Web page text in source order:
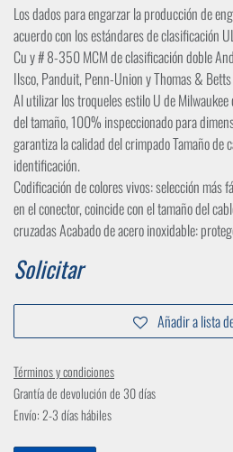
Los dados para engarzar la producción de
acuerdo con los estándares de clasificación
Cu y # 8-350 MCM de clasificación doble
Ilsco, Panduit, Penn-Union y Thomas &
Al utilizar los troqueles estilo U de
del tamaño, 100% inspeccionado para
garantiza la calidad del crimpado Tamaño de
identificación.
Codificación de colores vivos: selección más
en el conector, coincide con el tamaño del
cruzadas Acabado de acero inoxidable:
Solicitar
Añadir a lista
Términos y condiciones
Grantía de devolución de 30 días
Envío: 2-3 días hábiles